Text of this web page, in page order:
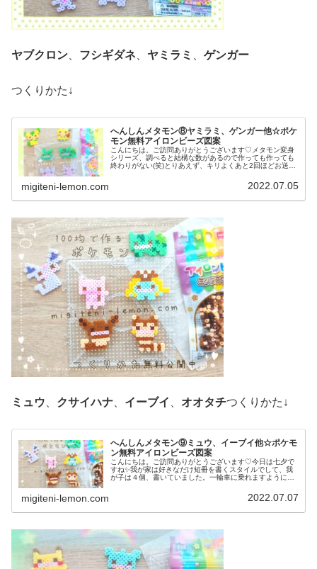
ヤブクロン フシギダネ ヤミラミ ゲンガー
つくりかた↓
へんしんメタモン⑧ヤミラミ、ゲンガー他☆ポケ
モン無料アイロンビーズ図案
こんにちは。ご訪問ありがとうございます♡メタモン変身
シリーズ、調べると結構な数があるので作っても作っても
終わりがない(笑)とりあえず、キリよくあと2回ほどお送り
migiteni-lemon.com 2022.07.05
ミュウ クサイハナ イーブイ オオタチつくりかた↓
へんしんメタモン⑨ミュウ、イーブイ他☆ポケモ
ン無料アイロンビーズ図案
こんにちは。ご訪問ありがとうございます♡今日は七夕で
すね✨我が家は好きなだけ短冊を書くスタイルでして、我
が子は４個、書いていました。一輪車に乗れますように✨
migiteni-lemon.com 2022.07.07